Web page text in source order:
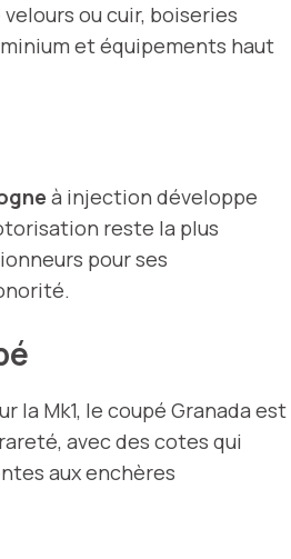
ou cuir, boiseries
et équipements haut
à injection développe
reste la plus
pour ses
la Mk1, le coupé Granada est
avec des cotes qui
aux enchères